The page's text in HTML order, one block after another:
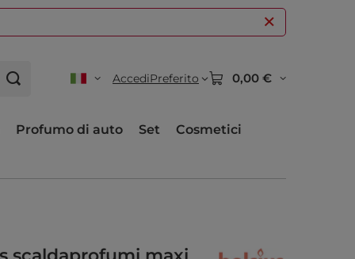
AccediPreferito 0,00 €
Profumo di auto Set
Cosmetici